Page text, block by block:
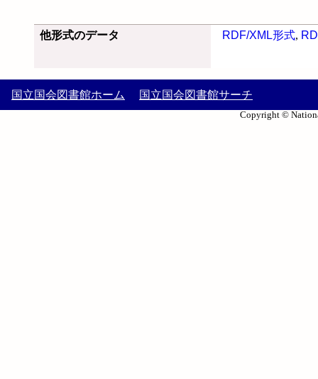
他形式のデータ RDF/XML形式,
国立国会図書館ホーム 国立国会図書館サーチ
Copyright ©